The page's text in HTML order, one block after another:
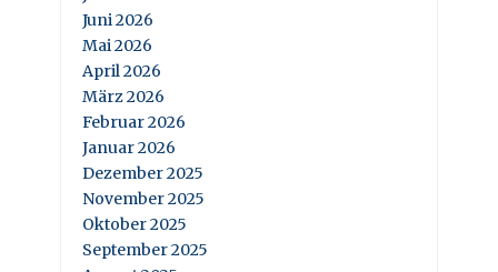
Juni 2026
Mai 2026
April 2026
März 2026
Februar 2026
Januar 2026
Dezember 2025
November 2025
Oktober 2025
September 2025